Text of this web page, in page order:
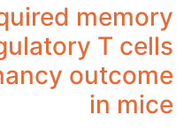
memory
T cells
outcome
in mice